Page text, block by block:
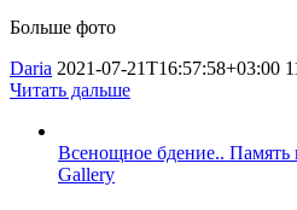
Больше фото
Daria 2021-07-21T16:57:58+03:00
Читать дальше
Всенощное бдение.. Память
Gallery